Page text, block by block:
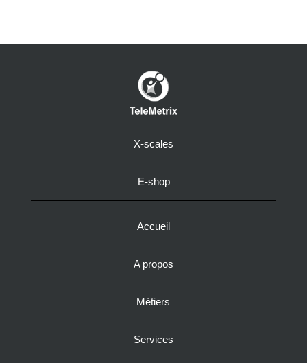
X-scales
E-shop
Accueil
A propos
Métiers
Services